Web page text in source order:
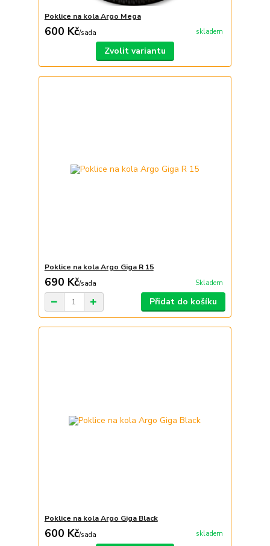
Poklice na kola Argo Mega
600 Kč/sada skladem
Zvolit variantu
Poklice na kola Argo Giga R 15
690 Kč/sada Skladem
Přidat do košíku
Poklice na kola Argo Giga Black
600 Kč/sada skladem